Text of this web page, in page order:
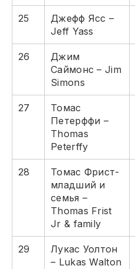
25
Джефф Ясс –
Jeff Yass
26
Джим
Саймонс – Jim
Simons
27
Томас
Петерффи –
Thomas
Peterffy
28
Томас Фрист-
младший и
семья –
Thomas Frist
Jr & family
29
Лукас Уолтон
– Lukas Walton